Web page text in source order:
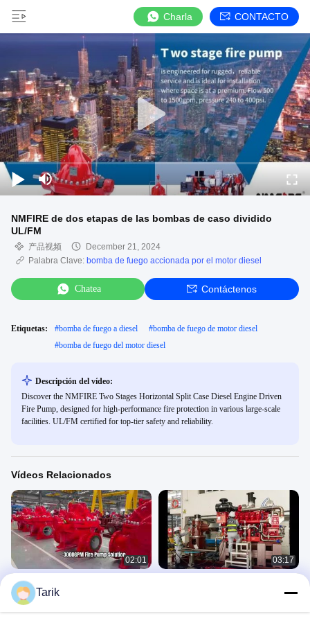
Charla CONTACTO
NMFIRE de dos etapas de las bombas de caso dividido
UL/FM
产品视频
December 21, 2024
Palabra Clave: bomba de fuego accionada por el motor diesel
Chatea Contáctenos
Etiquetas: #bomba de fuego a diesel #bomba de fuego de motor diesel
#bomba de fuego del motor diesel
Descripción del vídeo:
Discover the NMFIRE Two Stages Horizontal Split Case Diesel Engine Driven
Fire Pump, designed for high-performance fire protection in various large-scale
facilities. UL/FM certified for top-tier safety and reliability.
Vídeos Relacionados
02:01
Juego de bomba contra incendios
con caja dividida y motor diésel
UL/FM 3000GPM | Certificado
产品视频
03:17
Tarik